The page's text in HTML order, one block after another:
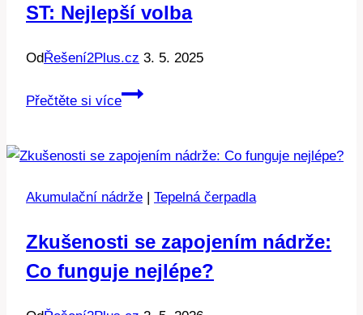
ST: Nejlepší volba
OdŘešení2Plus.cz 3. 5. 2025
Přečtěte si více
Akumulační
atmos
25
Nejlepší
volba
Akumulační nádrže | Tepelná čerpadla
Zkušenosti se zapojením nádrže:
Co funguje nejlépe?